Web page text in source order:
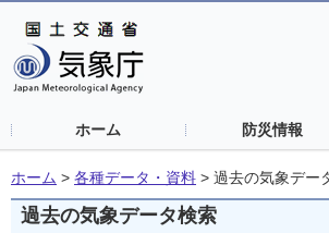
ホーム 防災情報
ホーム > 各種データ・資料 > 過去の気象デー
過去の気象データ検索